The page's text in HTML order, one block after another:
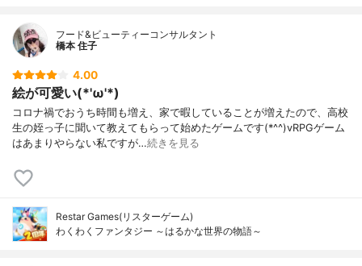
フード&ビューティーコンサルタント
橋本 住子
4.00
絵が可愛い(*'ω'*)
コロナ禍でおうち時間も増え、家で暇していることが増えたので、高校
生の姪っ子に聞いて教えてもらって始めたゲームです(*^^)vRPGゲーム
はあまりやらない私ですが…続きを見る
Restar Games(リスターゲーム)
わくわくファンタジー ～はるかな世界の物語～